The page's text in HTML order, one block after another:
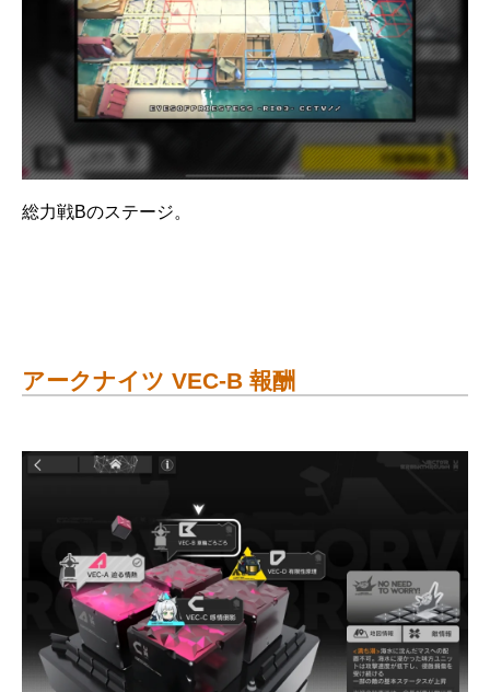
総力戦Bのステージ。
アークナイツ VEC-B 報酬